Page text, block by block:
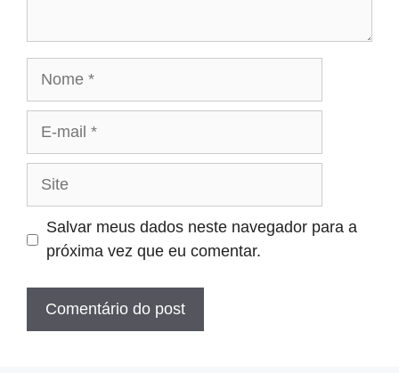
Site
Salvar meus dados neste navegador para a
próxima vez que eu comentar.